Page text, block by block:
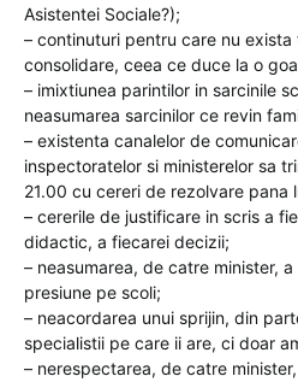
Asistentei Sociale?);
– continuturi pentru care nu
consolidare, ceea ce duce la o
– imixtiunea parintilor in sarcinile
neasumarea sarcinilor ce revin
– existenta canalelor de
inspectoratelor si ministerelor sa
21.00 cu cereri de rezolvare pana
– cererile de justificare in scris a
didactic, a fiecarei decizii;
– neasumarea, de catre minister,
presiune pe scoli;
– neacordarea unui sprijin, din
specialistii pe care ii are, ci doar
– nerespectarea, de catre